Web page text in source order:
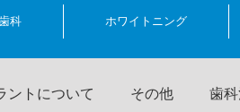
科 ホワイトニング
ントについて その他 歯